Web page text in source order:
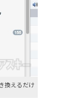
換えるだけ